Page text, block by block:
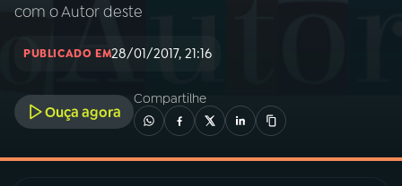
INÍCIO
A RÁDIO
03PROGRAMAÇÃO
com o Autor deste
PUBLICADO EM28/01/2017, 21:16
Ouça agora
Compartilhe